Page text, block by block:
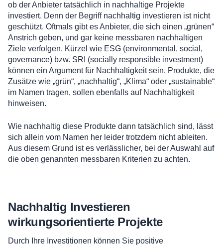
ob der Anbieter tatsächlich in nachhaltige Projekte
investiert. Denn der Begriff nachhaltig investieren ist nicht
geschützt. Oftmals gibt es Anbieter, die sich einen „grünen“
Anstrich geben, und gar keine messbaren nachhaltigen
Ziele verfolgen. Kürzel wie ESG (environmental, social,
governance) bzw. SRI (socially responsible investment)
können ein Argument für Nachhaltigkeit sein. Produkte, die
Zusätze wie „grün“, „nachhaltig“, „Klima“ oder „sustainable“
im Namen tragen, sollen ebenfalls auf Nachhaltigkeit
hinweisen.
Wie nachhaltig diese Produkte dann tatsächlich sind, lässt
sich allein vom Namen her leider trotzdem nicht ableiten.
Aus diesem Grund ist es verlässlicher, bei der Auswahl auf
die oben genannten messbaren Kriterien zu achten.
Nachhaltig Investieren
wirkungsorientierte Projekte
Durch Ihre Investitionen können Sie positive